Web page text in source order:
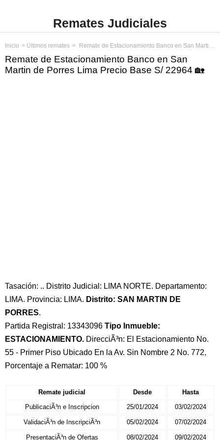
Remates Judiciales
Inicio Últimos remates Remate de Estacionamiento Banco en San Martin de Porres Lima Precio Base S/ 22964
Remate de Estacionamiento Banco en San
Martin de Porres Lima Precio Base S/ 22964 🏡
Tasación: .. Distrito Judicial: LIMA NORTE. Departamento:
LIMA. Provincia: LIMA. Distrito: SAN MARTIN DE
PORRES.
Partida Registral: 13343096 Tipo Inmueble:
ESTACIONAMIENTO. DirecciÃ³n: El Estacionamiento No.
55 - Primer Piso Ubicado En la Av. Sin Nombre 2 No. 772,
Porcentaje a Rematar: 100 %
Remate judicial Desde
Hasta
PublicaciÃ³n e Inscripcion
25/01/2024 03/02/2024
ValidaciÃ³n de InscripciÃ³n 05/02/2024 07/02/2024
PresentaciÃ³n de Ofertas 08/02/2024 09/02/2024